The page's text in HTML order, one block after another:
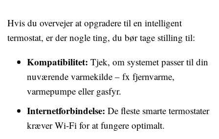
Hvis du overvejer at opgradere til en intelligent
termostat, er der nogle ting, du bør tage stilling til:
Kompatibilitet: Tjek, om systemet passer til din
nuværende varmekilde – fx fjernvarme,
varmepumpe eller gasfyr.
Internetforbindelse: De fleste smarte termostater
kræver Wi-Fi for at fungere optimalt.